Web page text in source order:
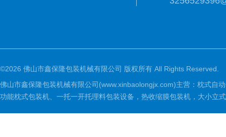
©2026 佛山市鑫保隆包装机械有限公司 版权所有 All Rights Reserved.
佛山市鑫保隆包装机械有限公司(www.xinbaolongjx.com)主营：枕式自
功能枕式包装机、一托一开托理料包装设备，热收缩膜包装机，大小立